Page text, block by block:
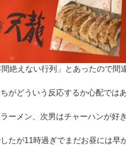
間絶えない行列」とあったので間
がどういう反応するか心配では
ーメン、次男はチャーハンが好
たが11時過ぎでまだお昼には早